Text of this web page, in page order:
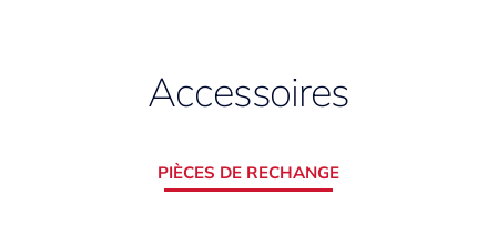
Accessoires
PIÈCES DE RECHANGE